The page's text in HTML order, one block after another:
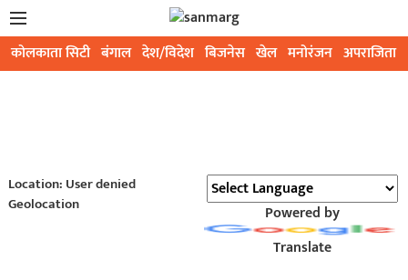
कोलकाता सिटी बंगाल देश/विदेश बिजनेस खेल मनोरंजन अपराजिता
Location: User denied
Geolocation
Powered by
Translate